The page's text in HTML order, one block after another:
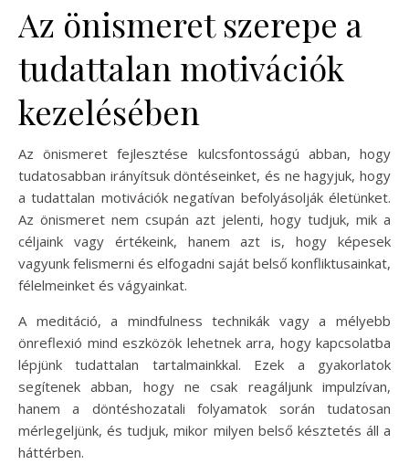
Az önismeret szerepe a
tudattalan motivációk
kezelésében
Az önismeret fejlesztése kulcsfontosságú abban, hogy
tudatosabban irányítsuk döntéseinket, és ne hagyjuk, hogy
a tudattalan motivációk negatívan befolyásolják életünket.
Az önismeret nem csupán azt jelenti, hogy tudjuk, mik a
céljaink vagy értékeink, hanem azt is, hogy képesek
vagyunk felismerni és elfogadni saját belső konfliktusainkat,
félelmeinket és vágyainkat.
A meditáció, a mindfulness technikák vagy a mélyebb
önreflexió mind eszközök lehetnek arra, hogy kapcsolatba
lépjünk tudattalan tartalmainkkal. Ezek a gyakorlatok
segítenek abban, hogy ne csak reagáljunk impulzívan,
hanem a döntéshozatali folyamatok során tudatosan
mérlegeljünk, és tudjuk, mikor milyen belső késztetés áll a
háttérben.